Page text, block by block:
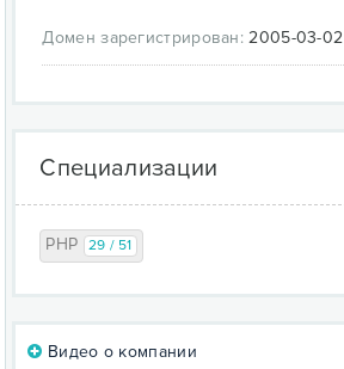
Домен зарегистрирован: 2005-03-02
Специализации
PHP 29 / 51
Видео о компании